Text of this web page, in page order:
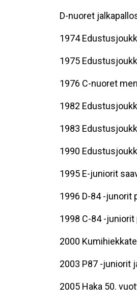
D-nuoret
1974
1975
1976 C-nuoret
1982
1983
1990
1995 E-juniorit
1996 D-84 -junorit
1998 C-84 -
2000
2003 P87 -juniorit
2005 Haka 50.